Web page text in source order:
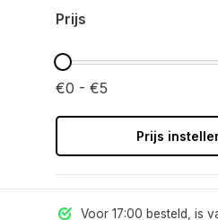
Prijs
€0 - €5
Prijs
Voor 17:00 besteld, is